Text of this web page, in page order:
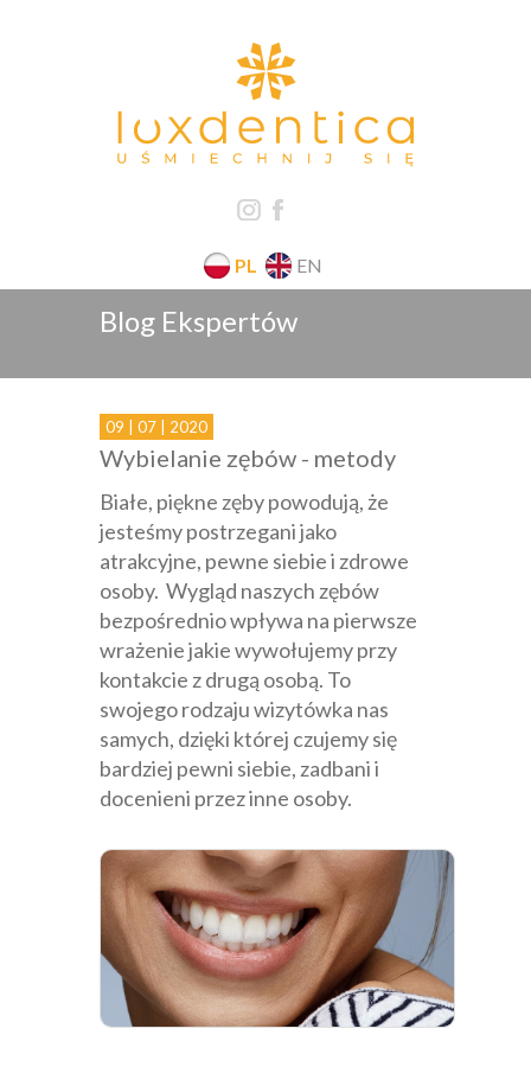
PL EN
Blog Ekspertów
09 | 07 | 2020
Wybielanie zębów - metody
Białe, piękne zęby powodują, że
jesteśmy postrzegani jako
atrakcyjne, pewne siebie i zdrowe
osoby. Wygląd naszych zębów
bezpośrednio wpływa na pierwsze
wrażenie jakie wywołujemy przy
kontakcie z drugą osobą. To
swojego rodzaju wizytówka nas
samych, dzięki której czujemy się
bardziej pewni siebie, zadbani i
docenieni przez inne osoby.